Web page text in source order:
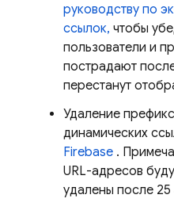
руководству по
ссылок, чтобы
пользователи и
пострадают
перестанут
Удаление
динамических
Firebase .
URL-адресов
удалены после 25